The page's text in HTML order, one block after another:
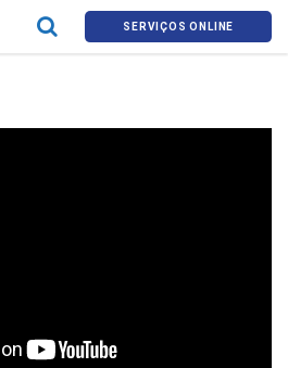
SERVIÇOS ONLINE